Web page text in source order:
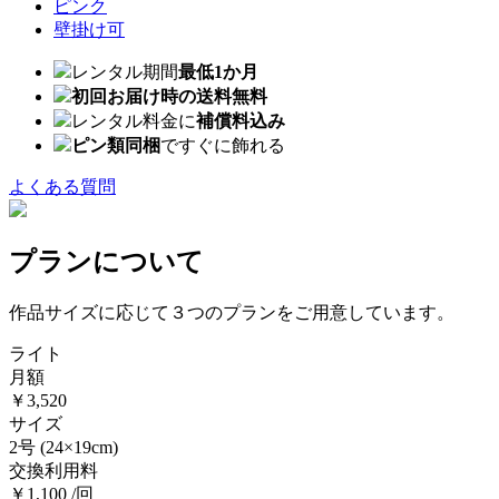
ピンク
壁掛け可
レンタル期間最低1か月
初回お届け時の送料無料
レンタル料金に補償料込み
ピン類同梱ですぐに飾れる
よくある質問
プランについて
作品サイズに応じて３つのプランをご用意しています。
ライト
月額
￥3,520
サイズ
2号 (24×19cm)
交換利用料
￥1,100 /回